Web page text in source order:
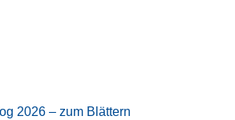
2026 – zum Blättern